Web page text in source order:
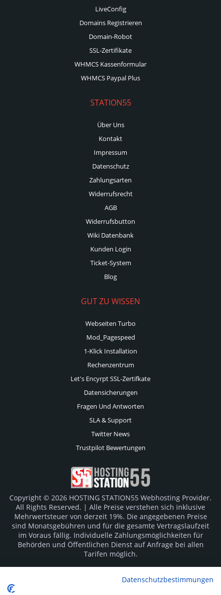
LiveConfig
Domains Registrieren
Domain-Robot
SSL-Zertifikate
WHMCS Kassenformular
WHMCS Paypal Plus
STATION55
Über Uns
Kontakt
Impressum
Datenschutz
Zahlungsarten
Widerrufsrecht
AGB
Widerrufsbutton
Wiki Datenbank
Kunden Login
Ticket-System
Blog
GUT ZU WISSEN
Webseiten Turbo
Mod_Pagespeed
1-Klick Installation
Rechenzentrum
Let's Encyrpt SSL-Zertifkate
Datensicherungen
Fragen Und Antworten
SLA & Support
Twitter News
Trustpilot Bewertungen
Copyright © 2026 HOSTING STATION55 Webhosting Provider.
All Rights Reserved. | Alle Preise verstehen sich inklusive
Mehrwertsteuer von derzeit 19%. Die angegebenen Preise
sind Monatsgebühren und für die gesamte Vertragslaufzeit
im Voraus fällig. Individuelle Zahlungsmöglichkeiten für
Behörden und Öffentlichen Dienst auf Anfrage bei allen
Tarifen möglich.
Hersteller. Irrtümer vorbehalten.Datenschutzbestimmungen